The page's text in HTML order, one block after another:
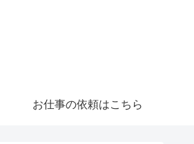
お仕事の依頼はこちら